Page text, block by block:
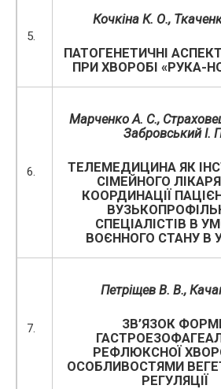
5.
Кочкіна К. О.,
ПАТОГЕНЕТИЧНІ
ПРИ ХВОРОБІ «РУКА-
6.
Марченко А. С.,
Забровський І.
ТЕЛЕМЕДИЦИНА ЯК
СІМЕЙНОГО
КООРДИНАЦІЇ
СПЕЦІАЛІСТІВ В
ВОЄННОГО СТАНУ В
7.
Петріщев В. В.,
ЗВ’ЯЗОК
РЕФЛЮКСНОЇ
ОСОБЛИВОСТЯМИ
РЕГУЛЯЦІЇ